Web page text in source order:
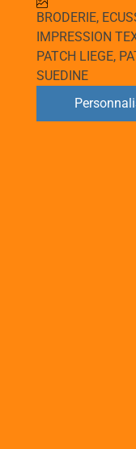
BRODERIE,
IMPRESSION
PATCH LIEGE,
SUEDINE